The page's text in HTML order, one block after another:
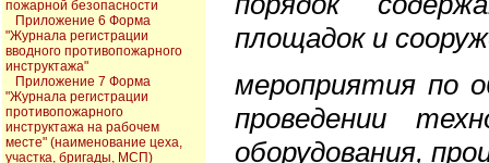
пожарной безопасности
Приложение 6 Форма
"Журнала регистрации
вводного противопожарного
инструктажа"
Приложение 7 Форма
"Журнала регистрации
противопожарного
инструктажа на рабочем
месте" (наименование цеха,
участка, бригады, МСП)
площадок и
мероприятия по
проведении
оборудования,